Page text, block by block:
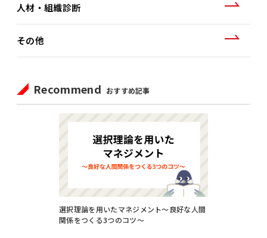
人材・組織診断
その他
Recommend おすすめ記事
選択理論を用いたマネジメント～良好な人間
関係をつくる3つのコツ～